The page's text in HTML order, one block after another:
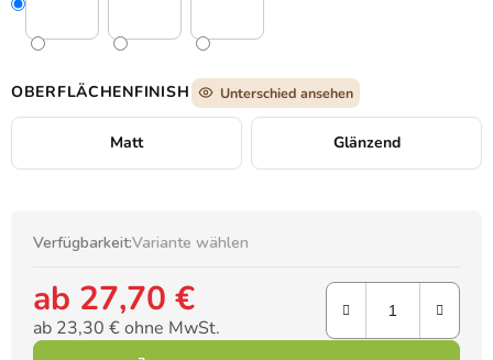
OBERFLÄCHENFINISH Unterschied ansehen
Matt Glänzend
Verfügbarkeit:Variante wählen
ab 27,70 €
ab 23,30 €ohne MwSt.
Verkaufspreis: